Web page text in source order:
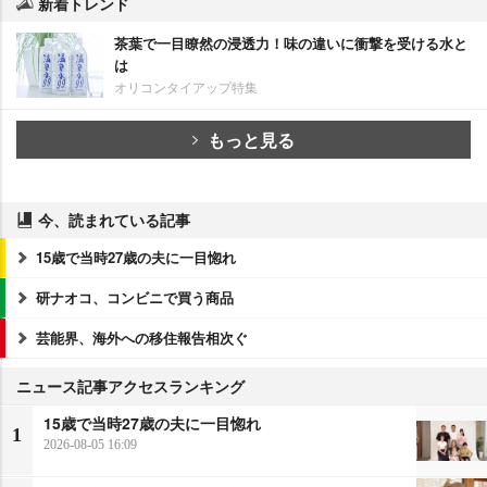
茶葉で一目瞭然の浸透力！味の違いに衝撃を受ける水と
は
オリコンタイアップ特集
もっと見る
今、読まれている記事
15歳で当時27歳の夫に一目惚れ
研ナオコ、コンビニで買う商品
芸能界、海外への移住報告相次ぐ
ニュース記事アクセスランキング
1
15歳で当時27歳の夫に一目惚れ
2026-08-05 16:09